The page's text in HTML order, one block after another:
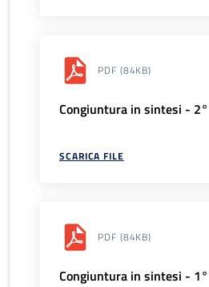
PDF (84KB)
Congiuntura in sintesi -
SCARICA FILE
PDF (84KB)
Congiuntura in sintesi -